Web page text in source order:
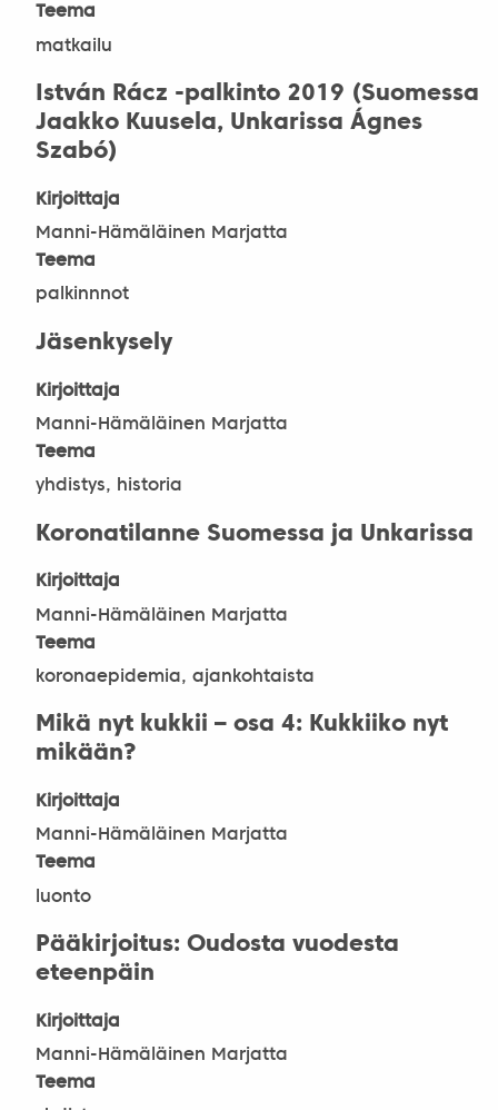
Teema
matkailu
István Rácz -palkinto 2019 (Suomessa
Jaakko Kuusela, Unkarissa Ágnes
Szabó)
Kirjoittaja
Manni-Hämäläinen Marjatta
Teema
palkinnnot
Jäsenkysely
Kirjoittaja
Manni-Hämäläinen Marjatta
Teema
yhdistys, historia
Koronatilanne Suomessa ja Unkarissa
Kirjoittaja
Manni-Hämäläinen Marjatta
Teema
koronaepidemia, ajankohtaista
Mikä nyt kukkii – osa 4: Kukkiiko nyt
mikään?
Kirjoittaja
Manni-Hämäläinen Marjatta
Teema
luonto
Pääkirjoitus: Oudosta vuodesta
eteenpäin
Kirjoittaja
Manni-Hämäläinen Marjatta
Teema